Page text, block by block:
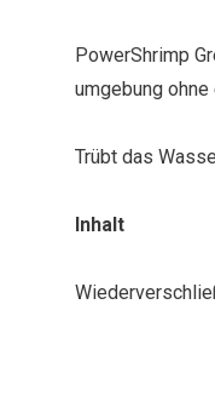
PowerShrimp
umgebung
Trübt das
Inhalt